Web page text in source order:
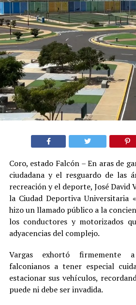
Coro, estado Falcón – En aras de
ciudadana y el resguardo de las
recreación y el deporte, José David
la Ciudad Deportiva Universitaria
hizo un llamado público a la
los conductores y motorizados
adyacencias del complejo.
Vargas exhortó firmemente
falconianos a tener especial
estacionar sus vehículos,
puede ni debe ser invadida.